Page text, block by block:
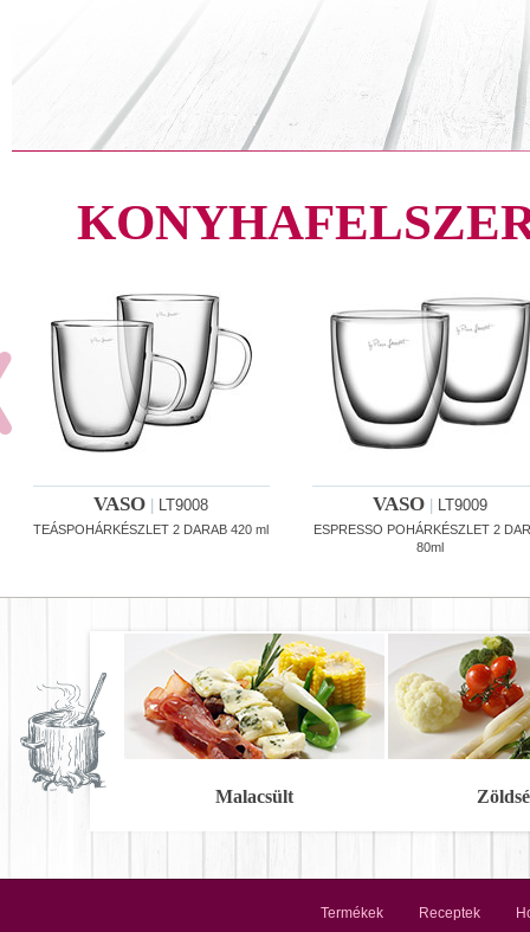
VASO LT9008
TEÁSPOHÁRKÉSZLET 2 DARAB 420 ml
VASO LT9009
ESPRESSO POHÁRKÉSZLET 2
80ml
Malacsült
Termékek Receptek